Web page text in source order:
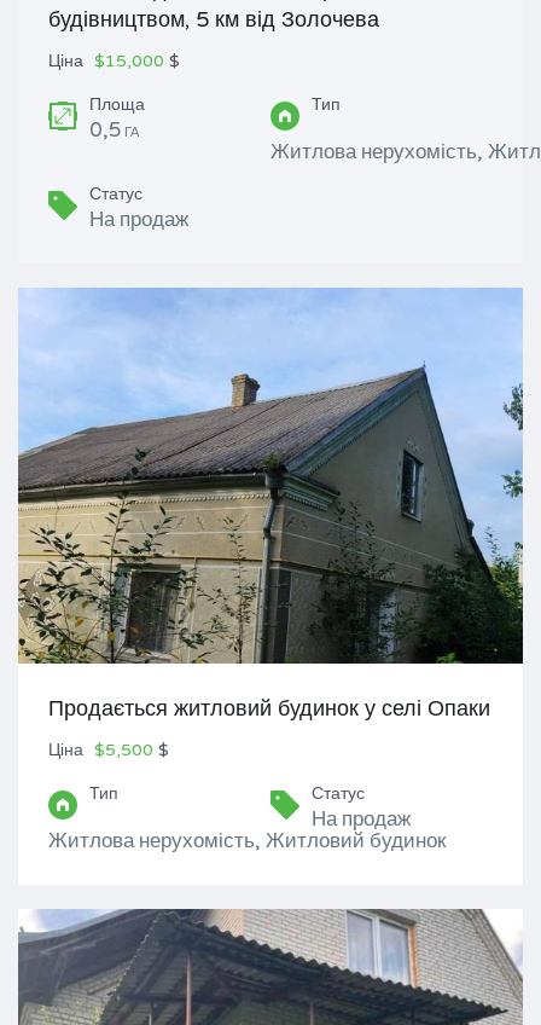
будівництвом, 5 км від Золочева
Ціна $15,000 $
Площа
0,5 ГА
Тип
Житлова нерухомість,
Статус
На продаж
Продається житловий будинок у селі Опаки
Ціна $5,500 $
Тип
Житлова нерухомість, Житловий будинок
Статус
На продаж